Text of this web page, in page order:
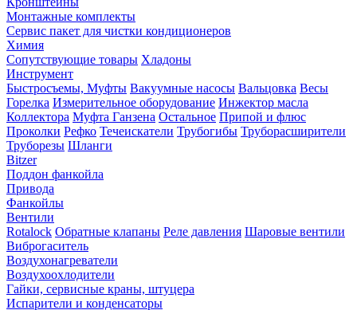
Монтажные комплекты
Сервис пакет для чистки кондиционеров
Химия
Сопутствующие товары Хладоны
Инструмент
Быстросъемы, Муфты Вакуумные насосы Вальцовка Весы
Горелка Измерительное оборудование Инжектор масла
Коллектора Муфта Ганзена Остальное Припой и флюс
Проколки Рефко Течеискатели Трубогибы Труборасширители
Труборезы Шланги
Bitzer
Поддон фанкойла
Привода
Фанкойлы
Вентили
Rotalock Обратные клапаны Реле давления Шаровые вентили
Виброгаситель
Воздухонагреватели
Воздухоохлодители
Гайки, сервисные краны, штуцера
Испарители и конденсаторы